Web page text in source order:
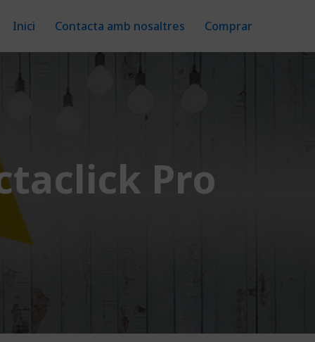
Inici Contacta amb nosaltres Comprar
Pro